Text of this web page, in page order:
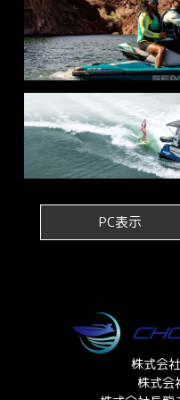
PC表示
株式会
株式会